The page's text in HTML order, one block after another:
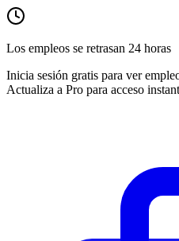
Los empleos se retrasan 24 horas
Inicia sesión gratis para ver
Actualiza a Pro para acceso